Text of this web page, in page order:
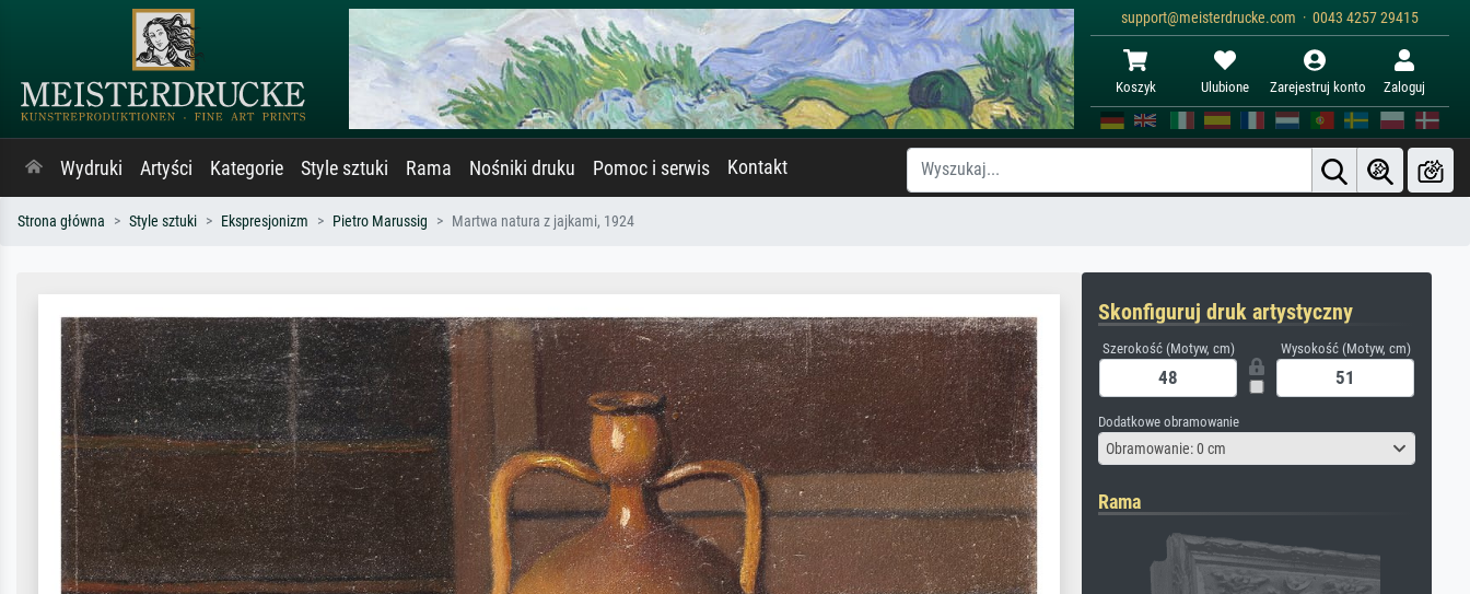
support@meisterdrucke.com · 0043 4257 29415
Koszyk Ulubione Zarejestruj konto Zaloguj
Wydruki Artyści Kategorie Style sztuki Rama Nośniki druku Pomoc i serwis Kontakt
Strona główna Style sztuki Ekspresjonizm Pietro Marussig Martwa natura z jajkami, 1924
Skonfiguruj druk artystyczny
Szerokość (Motyw, cm) Wysokość (Motyw, cm)
Dodatkowe obramowanie
Obramowanie: 0 cm
Rama